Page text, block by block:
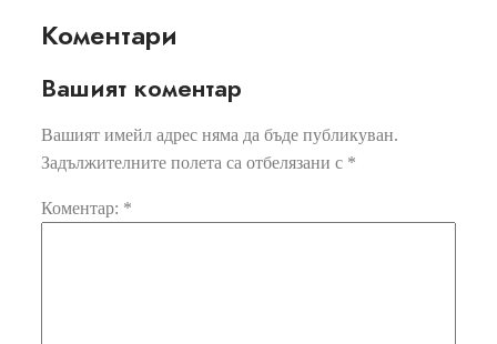
Коментари
Вашият коментар
Вашият имейл адрес няма да бъде публикуван.
Задължителните полета са отбелязани с *
Коментар: *